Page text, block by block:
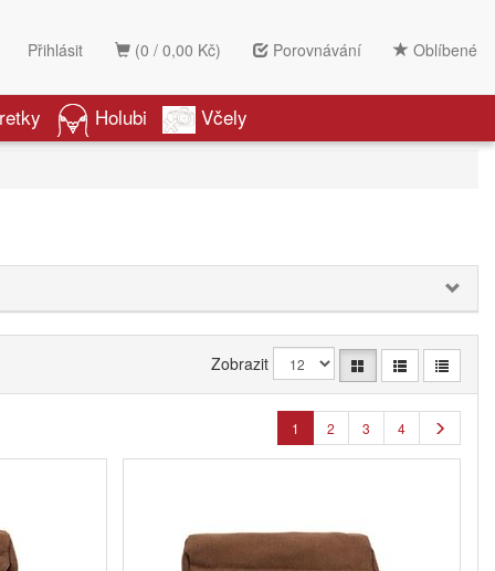
(0 / 0,00 Kč) Porovnávání Oblíbené
Přihlásit
Holubi Včely
Zobrazit
1 2 3 4